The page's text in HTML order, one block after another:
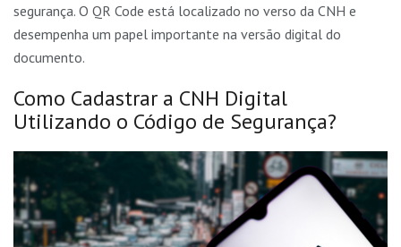
segurança. O QR Code está localizado no verso da CNH e
desempenha um papel importante na versão digital do
documento.
Como Cadastrar a CNH Digital
Utilizando o Código de Segurança?